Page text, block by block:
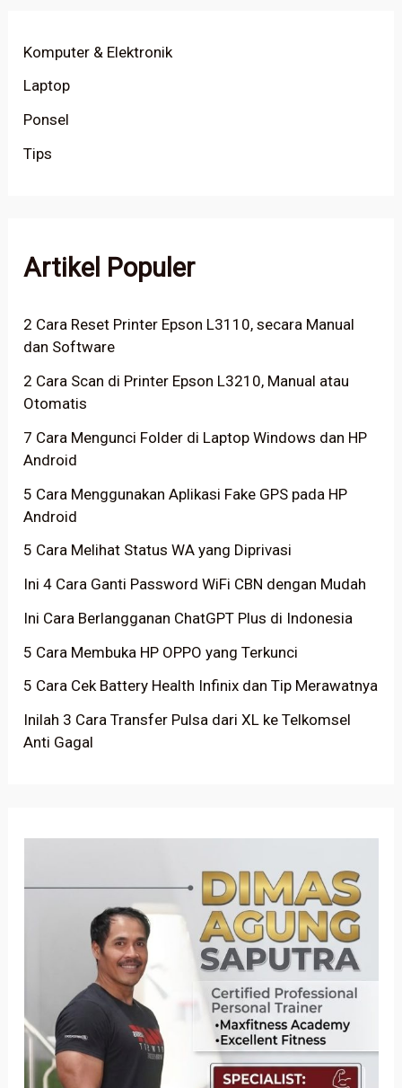
Komputer & Elektronik
Laptop
Ponsel
Tips
Artikel Populer
2 Cara Reset Printer Epson L3110, secara Manual
dan Software
2 Cara Scan di Printer Epson L3210, Manual atau
Otomatis
7 Cara Mengunci Folder di Laptop Windows dan HP
Android
5 Cara Menggunakan Aplikasi Fake GPS pada HP
Android
5 Cara Melihat Status WA yang Diprivasi
Ini 4 Cara Ganti Password WiFi CBN dengan Mudah
Ini Cara Berlangganan ChatGPT Plus di Indonesia
5 Cara Membuka HP OPPO yang Terkunci
5 Cara Cek Battery Health Infinix dan Tip Merawatnya
Inilah 3 Cara Transfer Pulsa dari XL ke Telkomsel
Anti Gagal